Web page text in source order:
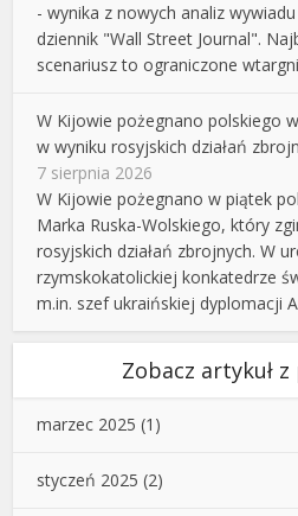
- wynika z nowych analiz
dziennik "Wall Street Journal".
scenariusz to ograniczone
W Kijowie pożegnano polskiego
w wyniku rosyjskich działań
7 sierpnia 2026
W Kijowie pożegnano w piątek
Marka Ruska-Wolskiego, który
rosyjskich działań zbrojnych. W
rzymskokatolickiej konkatedrze
m.in. szef ukraińskiej dyplomacji
Zobacz artykuł z
marzec 2025 (1)
styczeń 2025 (2)